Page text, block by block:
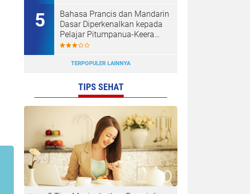
Bahasa Prancis dan Mandarin
Dasar Diperkenalkan kepada
Pelajar Pitumpanua-Keera
oleh Mahasiswa KKN Unhas
TERPOPULER LAINNYA
TIPS SEHAT